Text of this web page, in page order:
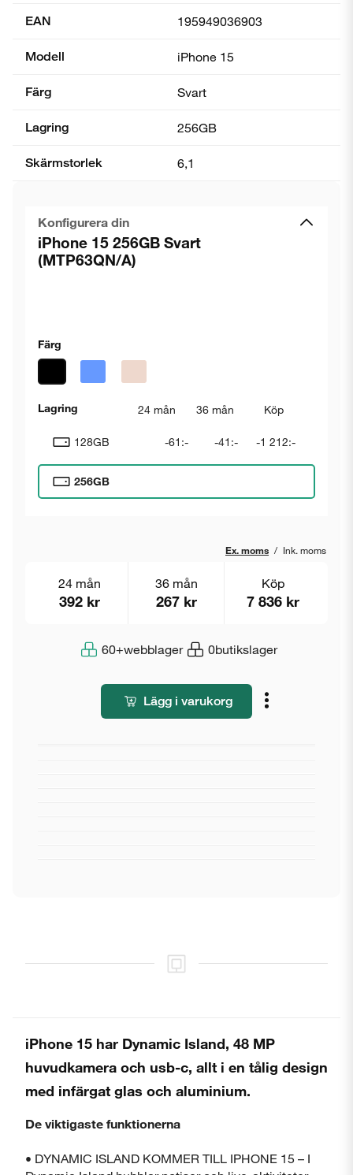
EAN 195949036903
Modell iPhone 15
Färg Svart
Lagring 256GB
Skärmstorlek 6,1
Konfigurera din
iPhone 15 256GB Svart
(MTP63QN/A)
Färg
Lagring 24 mån 36 mån Köp
128GB -61:- -41:- -1 212:-
256GB
Ex. moms / Ink. moms
60+webblager 0butikslager
24 mån
392 kr
36 mån
267 kr
Köp
7 836 kr
Lägg i varukorg
iPhone 15 har Dynamic Island, 48 MP
huvudkamera och usb-c, allt i en tålig design
med infärgat glas och aluminium.
De viktigaste funktionerna
• DYNAMIC ISLAND KOMMER TILL IPHONE 15 – I